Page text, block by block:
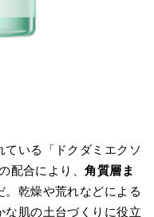
ている「ドクダミエクソ
配合により、角質層ま
。乾燥や荒れなどによる
な肌の土台づくりに役立